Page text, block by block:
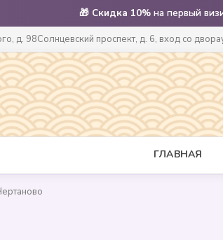
🎁 Скидка 10%на первый
д. 98Солнцевский проспект, д. 6, вход со двора
ГЛАВНАЯ